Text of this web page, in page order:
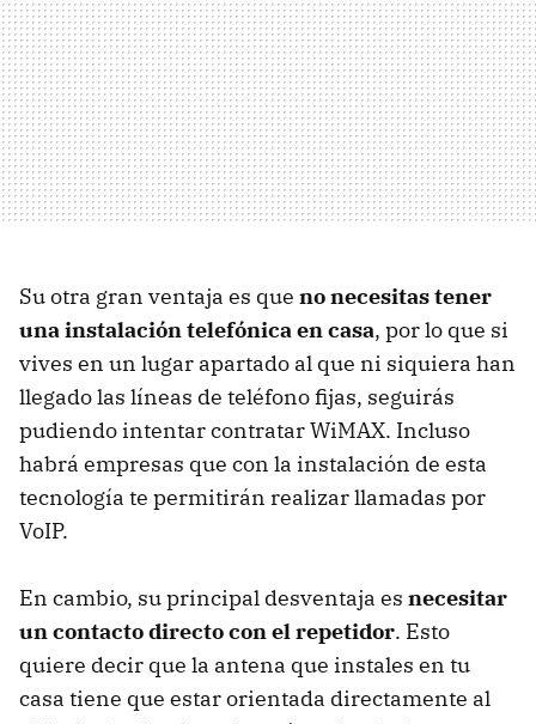
Su otra gran ventaja es que no necesitas tener
una instalación telefónica en casa, por lo que si
vives en un lugar apartado al que ni siquiera han
llegado las líneas de teléfono fijas, seguirás
pudiendo intentar contratar WiMAX. Incluso
habrá empresas que con la instalación de esta
tecnología te permitirán realizar llamadas por
VoIP.
En cambio, su principal desventaja es necesitar
un contacto directo con el repetidor. Esto
quiere decir que la antena que instales en tu
casa tiene que estar orientada directamente al